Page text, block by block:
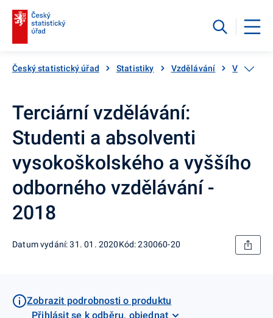
Český statistický úřad Statistiky Vzdělávání Vysoké a
Terciární vzdělávání:
Studenti a absolventi
vysokoškolského a vyššího
odborného vzdělávání -
2018
Datum vydání: 31. 01. 2020Kód: 230060-20
Zobrazit podrobnosti o produktu
Přihlásit se k odběru, objednat